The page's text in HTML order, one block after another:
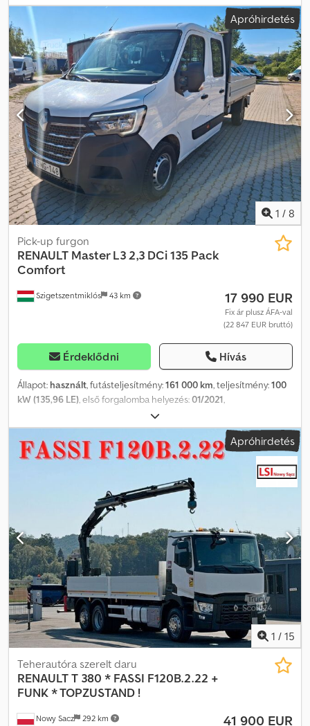
(TÜV):04/2028, szín:piros, hajtástípus:mechanikai, kibocsátási
osztály:
, ülések száma: , raktér hossza: 4 331 mm, rakodótér
szélesség:
1 775 mm, raktérmagasság:1 826 mm, Gyártási év:
Felszereltség: ABS, elektronikus stabilitásprogram (ESP),
központi zár, légkondicionálás
, Kérjük, hívjon minket a
WhatsUp/Viber alkalmazáson keresztül is! E-mail: Crsdpfx
Ahezqxfqs Dsf A főbb felszerelések közé tartozik: Bluetooth,
multimédiás rendszer, multifunkciós kormánykerék, elektromos
tükrök és ablakok stb.
Apróhirdetés
1 / 8
Szigetszentmiklós 43 km
Pick-up furgon
RENAULT Master L3 2,3 DCi 135 Pack
Comfort
17 990 EUR
Fix ár plusz ÁFA-val
(22 847 EUR bruttó)
Érdeklődni Hívás
Állapot: használt, futásteljesítmény:161 000 km, teljesítmény:100
kW (135,96 LE), első forgalomba helyezés:01/2021,
, össztömeg:
(TÜV):12/2027, szín:fehér, hajtástípus:mechanikai, kibocsátási
osztály: Euro 6, ülések száma:7, raktér hossza:3 182 mm, rakodótér
szélesség:2 047 mm, Gyártási év:2021, Felszereltség:
ABS,
, Kérjük, hívjon minket WhatsAppon/Viberen is.
E-mail: Csdpfx Ahey S Nk Ne Djrf
Apróhirdetés
1 / 15
Nowy Sacz 292 km
Teherautóra szerelt daru
RENAULTT 380 * FASSI F120B.2.22 +
FUNK * TOPZUSTAND !
41 900 EUR